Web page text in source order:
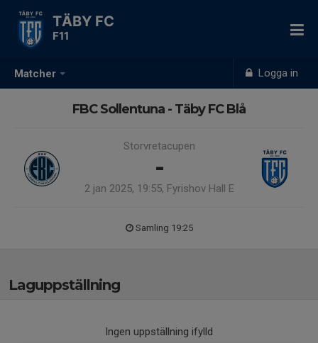
Matcher Logga in
TÄBY FC
F11
FBC Sollentuna - Täby FC Blå
Storvretacupen
-
2 jan 2025, 19:55, Fyrishov Hall E
Samling 19:25
Laguppställning
Ingen uppställning ifylld